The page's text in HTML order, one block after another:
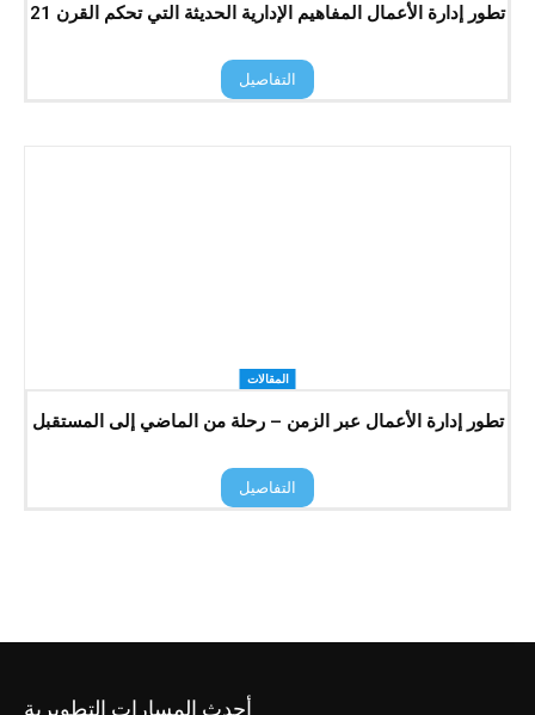
تطور إدارة الأعمال المفاهيم الإدارية الحديثة التي تحكم القرن 21
التفاصيل
المقالات
تطور إدارة الأعمال عبر الزمن – رحلة من الماضي إلى المستقبل
التفاصيل
أحدث المسارات التطويرية